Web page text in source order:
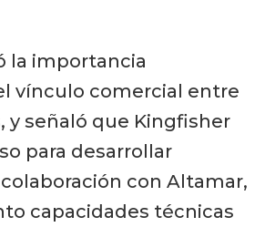
la importancia
vínculo comercial entre
y señaló que Kingfisher
para desarrollar
con Altamar,
capacidades técnicas